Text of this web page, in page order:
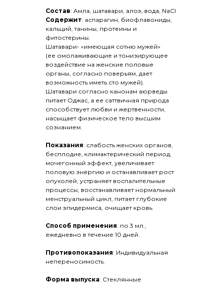
Состав: Амла, шатавари, алоэ, вода, NaCl
Содержит: аспарагин, биофлавониды,
кальций, танины, протеины и
фитостерины.
Шатавари- «имеющая сотню мужей»
(ее омолаживающие и тонизирующее
воздействие на женские половые
органы, согласно поверьям, дает
возможность иметь сто мужей).
Шатавари согласно канонам аюрведы
питает Оджас, а ее саттвичная природа
способствует любви и жертвенности,
насыщает физическое тело высшим
сознанием.
Показания: слабость женских органов,
бесплодие, климактерический период,
мочегонный эффект, увеличивает
половую энергию и останавливает рост
опухолей, устраняет воспалительные
процессы, восстанавливает нормальный
менструальный цикл, питает глубокие
слои эпидермиса, очищает кровь.
Способ применения: по 3 мл.,
ежедневно в течение 10 дней.
Противопоказания: Индивидуальная
непереносимость.
Форма выпуска: Стеклянные
Публичная оферта
Конфиденциальность